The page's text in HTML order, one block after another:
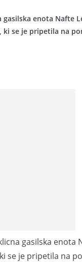
enota Nafte
ki se je pripetila na
gasilska enota
se je pripetila na